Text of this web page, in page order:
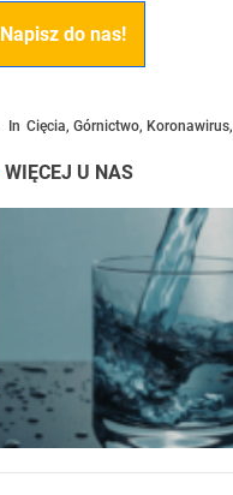
Napisz do nas!
In Cięcia, Górnictwo, Koronawirus,
WIĘCEJ U NAS